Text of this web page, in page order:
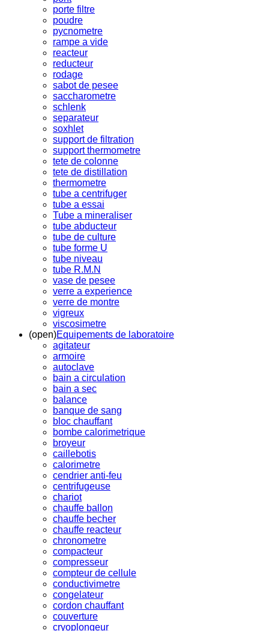
porte filtre
poudre
pycnometre
rampe a vide
reacteur
reducteur
rodage
sabot de pesee
saccharometre
schlenk
separateur
soxhlet
support de filtration
support thermometre
tete de colonne
tete de distillation
thermometre
tube a centrifuger
tube a essai
Tube a mineraliser
tube abducteur
tube de culture
tube forme U
tube niveau
tube R.M.N
vase de pesee
verre a experience
verre de montre
vigreux
viscosimetre
(open)Equipements de laboratoire
agitateur
armoire
autoclave
bain a circulation
bain a sec
balance
banque de sang
bloc chauffant
bombe calorimetrique
broyeur
caillebotis
calorimetre
cendrier anti-feu
centrifugeuse
chariot
chauffe ballon
chauffe becher
chauffe reacteur
chronometre
compacteur
compresseur
compteur de cellule
conductivimetre
congelateur
cordon chauffant
couverture
cryoplongeur